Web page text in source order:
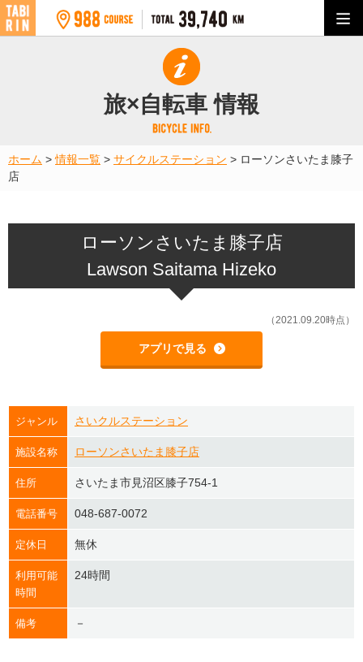
旅×自転車 情報
ホーム >情報一覧 > サイクルステーション > ローソンさいたま膝子
店
ローソンさいたま膝子店
Lawson Saitama Hizeko
（2021.09.20時点）
アプリで見る
ジャンル さいクルステーション
施設名称 ローソンさいたま膝子店
住所 さいたま市見沼区膝子754-1
電話番号 048-687-0072
定休日 無休
利用可能
時間
24時間
備考 －